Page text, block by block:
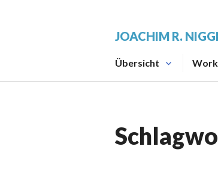
JOACHIM R.
Übersicht